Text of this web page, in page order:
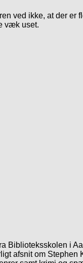
ved ikke, at der er
væk uset.
Biblioteksskolen i
afsnit om Stephen